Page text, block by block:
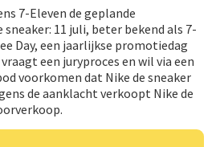
7-Eleven de geplande
11 juli, beter bekend als 7-
Day, een jaarlijkse promotiedag
een juryproces en wil via een
voorkomen dat Nike de sneaker
de aanklacht verkoopt Nike de